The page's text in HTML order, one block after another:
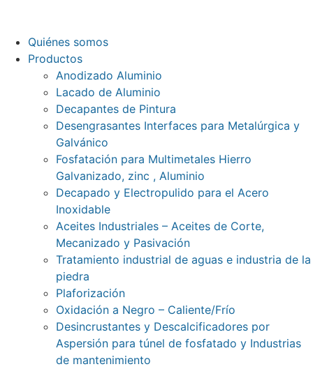
Quiénes somos
Productos
Anodizado Aluminio
Lacado de Aluminio
Decapantes de Pintura
Desengrasantes Interfaces para Metalúrgica y
Galvánico
Fosfatación para Multimetales Hierro
Galvanizado, zinc , Aluminio
Decapado y Electropulido para el Acero
Inoxidable
Aceites Industriales – Aceites de Corte,
Mecanizado y Pasivación
Tratamiento industrial de aguas e industria de la
piedra
Plaforización
Oxidación a Negro – Caliente/Frío
Desincrustantes y Descalcificadores por
Aspersión para túnel de fosfatado y Industrias
de mantenimiento